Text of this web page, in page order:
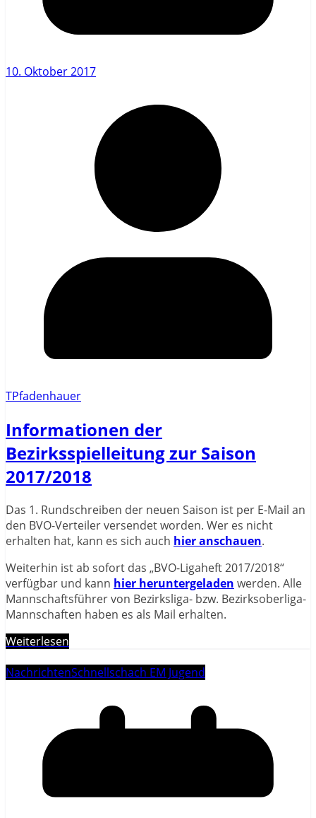
10. Oktober 2017
TPfadenhauer
Informationen der
Bezirksspielleitung zur Saison
2017/2018
Das 1. Rundschreiben der neuen Saison ist per E-Mail an
den BVO-Verteiler versendet worden. Wer es nicht
erhalten hat, kann es sich auch hier anschauen.
Weiterhin ist ab sofort das „BVO-Ligaheft 2017/2018“
verfügbar und kann hier heruntergeladen werden. Alle
Mannschaftsführer von Bezirksliga- bzw. Bezirksoberliga-
Mannschaften haben es als Mail erhalten.
Weiterlesen
NachrichtenSchnellschach EM Jugend